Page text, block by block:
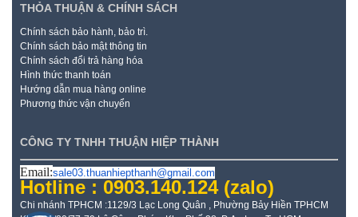
THỎA THUẬN & CHÍNH SÁCH
Chính sách bảo hành, bảo trì.
Chính sách bảo mật thông tin
Chính sách đổi trả hàng hóa
Hình thức thanh toán
Hướng dẫn mua hàng online
Phương thức vận chuyển
CÔNG TY TNHH THUẬN HIỆP THÀNH
Email:sale03.thuanhiepthanh@gmail.com
Hotline : 0903.140.124 (zalo)
Chi nhánh TPHCM :1129/3 Lạc Long Quân , Phường Bảy Hiền TPHCM